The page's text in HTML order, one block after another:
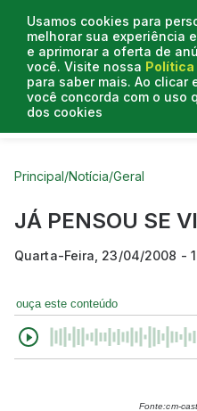
Usamos cookies para
melhorar sua experiência
e aprimorar a oferta de
você. Visite nossa Política
para saber mais. Ao clicar
você concorda com o uso
dos cookies
Curtas do Poder
Principal/Notícia/Geral
JÁ PENSOU SE
Quarta-Feira, 23/04/2008 -
ouça este conteúdo
Fonte:cm-